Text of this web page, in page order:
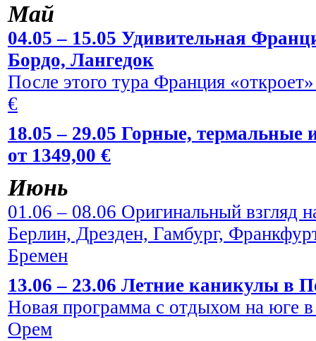
Май
04.05 – 15.05 Удивительная
Бордо, Лангедок
После этого тура Франция
€
18.05 – 29.05 Горные,
от 1349,00 €
Июнь
01.06 – 08.06 Оригинальный взгляд
Берлин, Дрезден, Гамбург,
Бремен
13.06 – 23.06 Летние каникулы в
Новая программа с отдыхом на юге
Орем